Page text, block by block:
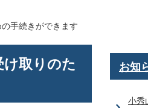
手続きができます
取りのた
お知
小秀